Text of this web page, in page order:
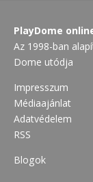
PlayDome
Az 1998-ban
Dome utódja
Impresszum
Médiaajánlat
Adatvédelem
RSS
Blogok